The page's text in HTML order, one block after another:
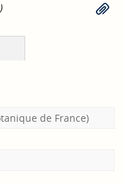
de France)